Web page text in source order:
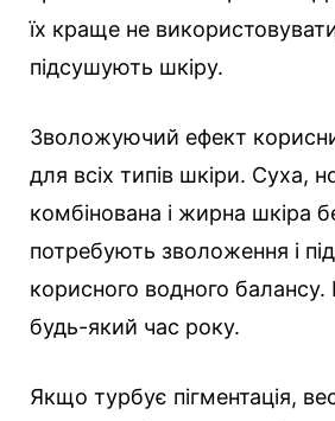
їх краще не
підсушують шкіру.
Зволожуючий ефект
для всіх типів шкіри. Суха,
комбінована і жирна шкіра
потребують зволоження і
корисного водного
будь-який час року.
Якщо турбує пігментація,